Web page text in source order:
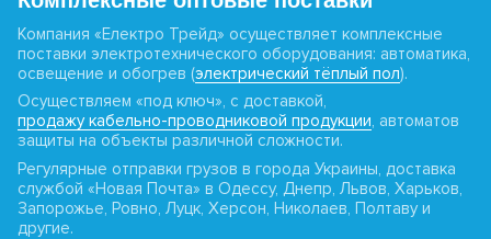
Компания «Електро Трейд» осуществляет комплексные
поставки электротехнического оборудования: автоматика,
освещение и обогрев (электрический тёплый пол).
Осуществляем «под ключ», с доставкой,
продажу кабельно-проводниковой продукции, автоматов
защиты на объекты различной сложности.
Регулярные отправки грузов в города Украины, доставка
службой «Новая Почта» в Одессу, Днепр, Львов, Харьков,
Запорожье, Ровно, Луцк, Херсон, Николаев, Полтаву и
другие.